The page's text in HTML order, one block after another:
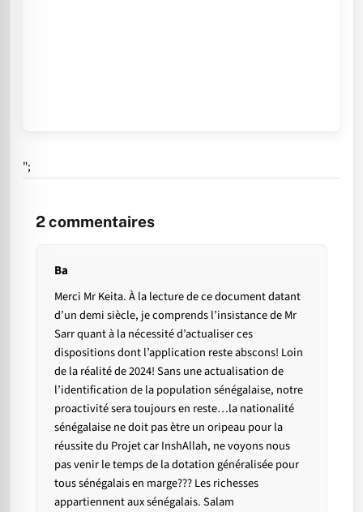
";
2commentaires
Ba
Merci Mr Keita. À la lecture de ce document datant
d’un demi siècle, je comprends l’insistance de Mr
Sarr quant à la nécessité d’actualiser ces
dispositions dont l’application reste abscons! Loin
de la réalité de 2024! Sans une actualisation de
l’identification de la population sénégalaise, notre
proactivité sera toujours en reste…la nationalité
sénégalaise ne doit pas ètre un oripeau pour la
réussite du Projet car InshAllah, ne voyons nous
pas venir le temps de la dotation généralisée pour
tous sénégalais en marge??? Les richesses
appartiennent aux sénégalais. Salam